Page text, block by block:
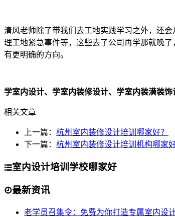
清风老师除了带我们去工地实践学习之外，还
理工地紧急事件等，这些去了公司再学那就晚
有更明确的方向。
学室内设计、学室内装修设计、学室内装潢装
相关文章
上一篇： 杭州室内装修设计培训哪家好？
下一篇： 杭州室内装修设计培训机构哪家好
室内设计培训学校哪家好
最新资讯
老学员召集令：免费为你打造专属室内设计